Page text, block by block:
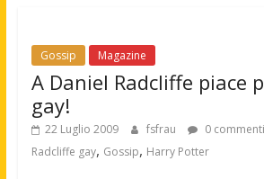
Gossip Magazine
A Daniel Radcliffe piace
gay!
22 Luglio 2009 fsfrau 0 commenti
Radcliffe gay, Gossip, Harry Potter